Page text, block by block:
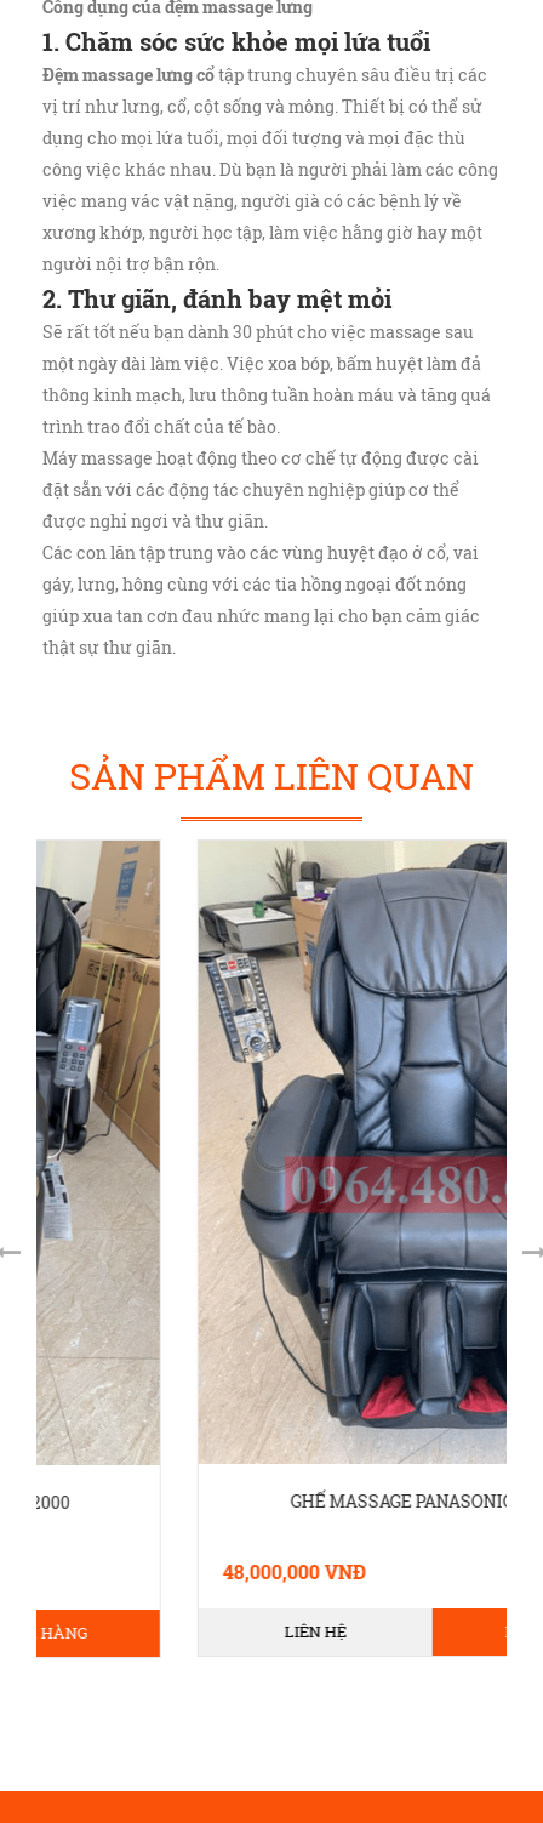
Công dụng của đệm massage lưng
1. Chăm sóc sức khỏe mọi lứa tuổi
Đệm massage lưng cổtập trung chuyên sâu điều trị các
vị trí như lưng, cổ, cột sống và mông. Thiết bị có thể sử
dụng cho mọi lứa tuổi, mọi đối tượng và mọi đặc thù
công việc khác nhau. Dù bạn là người phải làm các công
việc mang vác vật nặng, người già có các bệnh lý về
xương khớp, người học tập, làm việc hằng giờ hay một
người nội trợ bận rộn.
2. Thư giãn, đánh bay mệt mỏi
Sẽ rất tốt nếu bạn dành 30 phút cho việc massage sau
một ngày dài làm việc. Việc xoa bóp, bấm huyệt làm đả
thông kinh mạch, lưu thông tuần hoàn máu và tăng quá
trình trao đổi chất của tế bào.
Máy massage hoạt động theo cơ chế tự động được cài
đặt sẵn với các động tác chuyên nghiệp giúp cơ thể
được nghỉ ngơi và thư giãn.
Các con lăn tập trung vào các vùng huyệt đạo ở cổ, vai
gáy, lưng, hông cùng với các tia hồng ngoại đốt nóng
giúp xua tan cơn đau nhức mang lại cho bạn cảm giác
thật sự thư giãn.
SẢN PHẨM LIÊN QUAN
GHẾ MASSAGE PANASONIC MA86S
MUA HÀNG